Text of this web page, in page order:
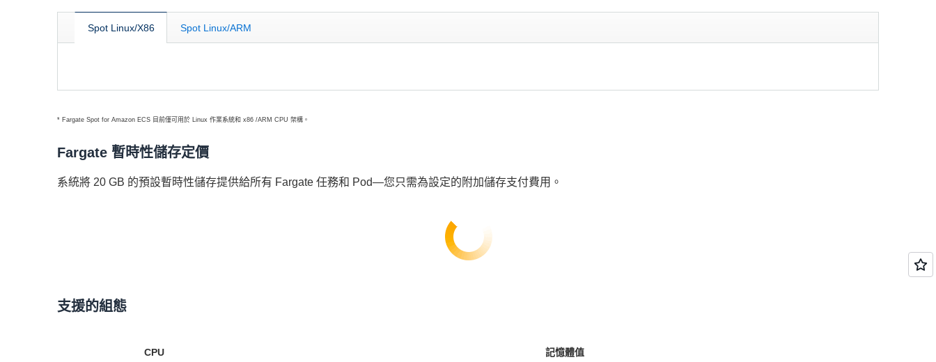
Spot Linux/X86 Spot Linux/ARM
* Fargate Spot for Amazon ECS 目前僅可用於 Linux 作業系統和 x86 /ARM CPU 架構。
Fargate 暫時性儲存定價
系統將 20 GB 的預設暫時性儲存提供給所有 Fargate 任務和 Pod—您只需為設定的附加儲存支付費用。
支援的組態
CPU 記憶體值